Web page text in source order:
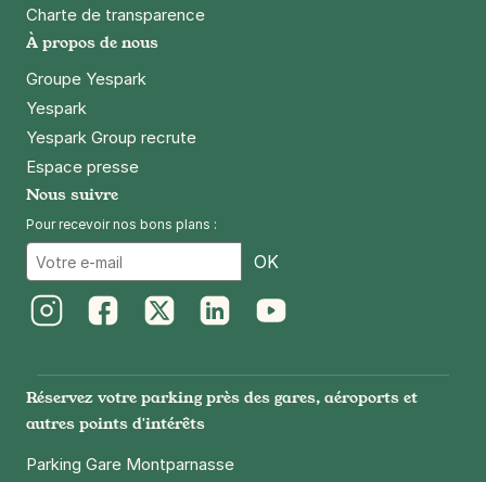
Charte de transparence
À propos de nous
Groupe Yespark
Yespark
Yespark Group recrute
Espace presse
Nous suivre
Pour recevoir nos bons plans :
OK
Réservez votre parking près des gares, aéroports et
autres points d'intérêts
Parking Gare Montparnasse